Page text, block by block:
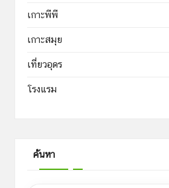
เกาะพีพี
เกาะสมุย
เที่ยวอุดร
โรงแรม
ค้นหา